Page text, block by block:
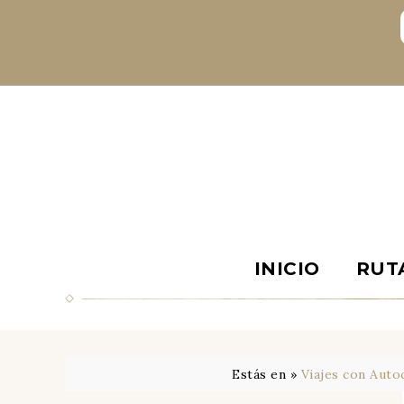
INICIO
Estás en » Viajes con